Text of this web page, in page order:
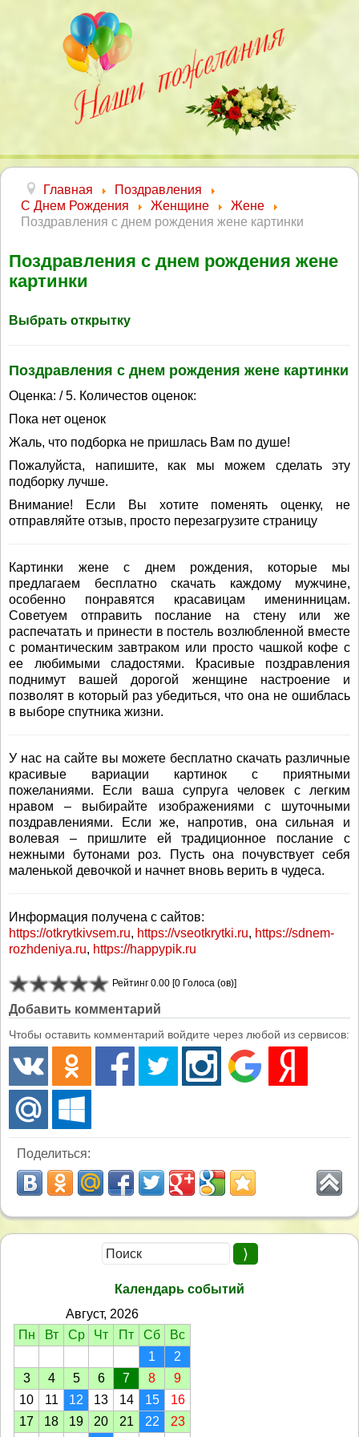
Главная
Поздравления
С Днем Рождения
Женщине
Жене
Поздравления с днем рождения жене картинки
Поздравления с днем рождения жене
картинки
Выбрать открытку
Поздравления с днем рождения жене картинки
Оценка: / 5. Количестов оценок:
Пока нет оценок
Жаль, что подборка не пришлась Вам по душе!
Пожалуйста, напишите, как мы можем сделать эту
подборку лучше.
Внимание! Если Вы хотите поменять оценку, не
отправляйте отзыв, просто перезагрузите страницу
Картинки жене с днем рождения, которые мы
предлагаем бесплатно скачать каждому мужчине,
особенно понравятся красавицам именинницам.
Советуем отправить послание на стену или же
распечатать и принести в постель возлюбленной вместе
с романтическим завтраком или просто чашкой кофе с
ее любимыми сладостями. Красивые поздравления
поднимут вашей дорогой женщине настроение и
позволят в который раз убедиться, что она не ошиблась
в выборе спутника жизни.
У нас на сайте вы можете бесплатно скачать различные
красивые вариации картинок с приятными
пожеланиями. Если ваша супруга человек с легким
нравом – выбирайте изображениями с шуточными
поздравлениями. Если же, напротив, она сильная и
волевая – пришлите ей традиционное послание с
нежными бутонами роз. Пусть она почувствует себя
маленькой девочкой и начнет вновь верить в чудеса.
Информация получена с сайтов:
https://otkrytkivsem.ru, https://vseotkrytki.ru, https://sdnem-
rozhdeniya.ru, https://happypik.ru
Рейтинг 0.00 [0 Голоса (ов)]
Добавить комментарий
Чтобы оставить комментарий войдите через любой из сервисов:
Поделиться:
Календарь событий
Август, 2026
Пн
Вт Ср Чт Пт Сб
Вс
1
2
3
4 5 6 7 8
9
10
11 12 13 14 15
16
17
18 19 20 21 22
23